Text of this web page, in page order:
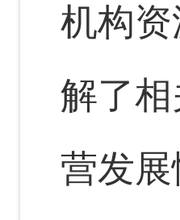
机构
解了
营发